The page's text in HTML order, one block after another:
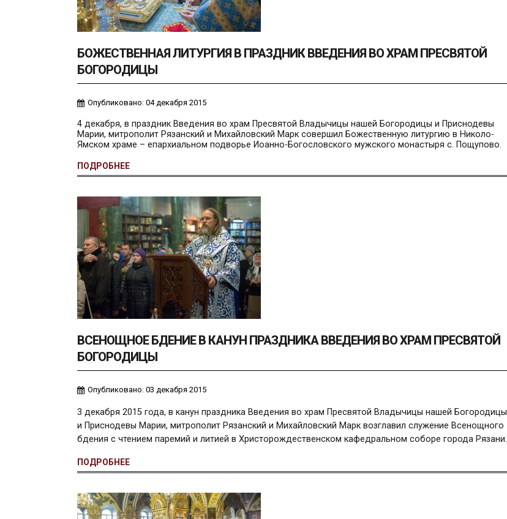
БОЖЕСТВЕННАЯ ЛИТУРГИЯ В ПРАЗДНИК ВВЕДЕНИЯ ВО ХРАМ ПРЕСВЯТОЙ
БОГОРОДИЦЫ
Опубликовано: 04 декабря 2015
4 декабря, в праздник Введения во храм Пресвятой Владычицы нашей Богородицы и Приснодевы
Марии, митрополит Рязанский и Михайловский Марк совершил Божественную литургию в Николо-
Ямском храме – епархиальном подворье Иоанно-Богословского мужского монастыря с. Пощупово.
ПОДРОБНЕЕ
ВСЕНОЩНОЕ БДЕНИЕ В КАНУН ПРАЗДНИКА ВВЕДЕНИЯ ВО ХРАМ ПРЕСВЯТОЙ
БОГОРОДИЦЫ
Опубликовано: 03 декабря 2015
3 декабря 2015 года, в канун праздника Введения во храм Пресвятой Владычицы нашей Богородицы
и Приснодевы Марии, митрополит Рязанский и Михайловский Марк возглавил служение Всенощного
бдения с чтением паремий и литией в Христорождественском кафедральном соборе города Рязани.
ПОДРОБНЕЕ